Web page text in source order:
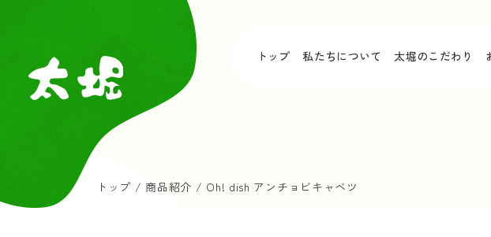
トップ 私たちについて 太堀のこだわり
トップ / 商品紹介 / Oh! dish アンチョビキャベツ